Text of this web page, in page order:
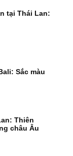
tại Thái Lan:
Sắc màu
Thiên
châu Âu